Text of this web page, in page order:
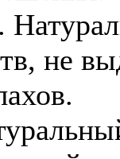
не